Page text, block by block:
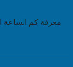
معرفة كم الساعة